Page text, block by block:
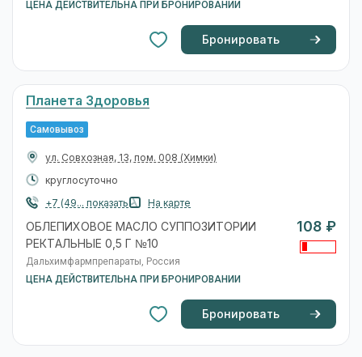
ЦЕНА ДЕЙСТВИТЕЛЬНА ПРИ БРОНИРОВАНИИ
Бронировать
Планета Здоровья
Самовывоз
ул. Совхозная, 13, пом. 008 (Химки)
круглосуточно
+7 (49... показать
На карте
ОБЛЕПИХОВОЕ МАСЛО СУППОЗИТОРИИ
РЕКТАЛЬНЫЕ 0,5 Г №10
Дальхимфармпрепараты, Россия
ЦЕНА ДЕЙСТВИТЕЛЬНА ПРИ БРОНИРОВАНИИ
108 ₽
Бронировать